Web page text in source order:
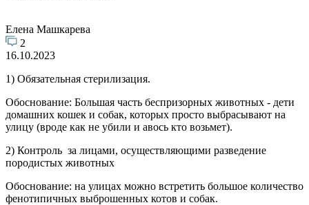
Елена Машкарева
2
16.10.2023
1) Обязательная стерилизация.
Обоснование: Большая часть беспризорных животных - дети
домашних кошек и собак, которых просто выбрасывают на
улицу (вроде как не убили и авось кто возьмет).
2) Контроль за лицами, осуществляющими разведение
породистых животных
Обоснование: на улицах можно встретить большое количество
фенотипичных выброшенных котов и собак.